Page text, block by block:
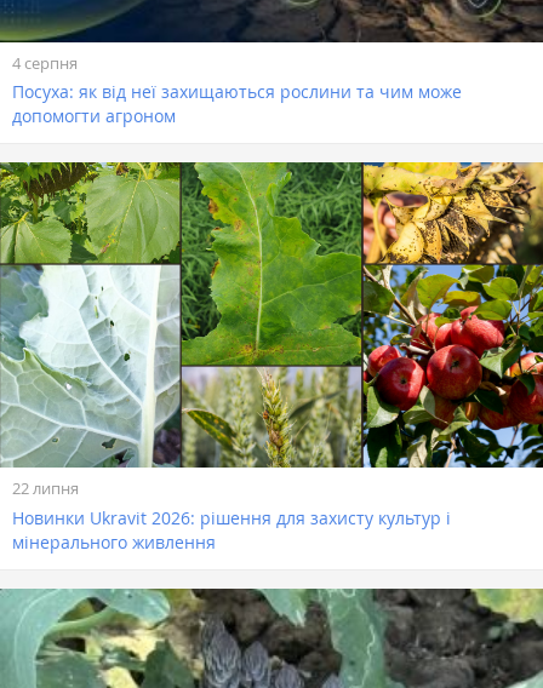
4 серпня
Посуха: як від неї захищаються рослини та чим може
допомогти агроном
22 липня
Новинки Ukravit 2026: рішення для захисту культур і
мінерального живлення